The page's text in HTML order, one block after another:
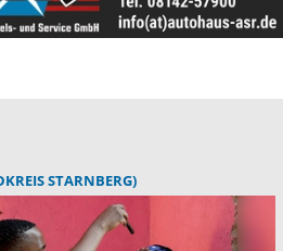
STARNBERG)